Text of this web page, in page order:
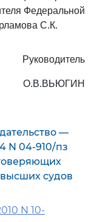
Федеральной
С.К.
Руководитель
О.В.ВЬЮГИН
—
N 04-910/пз
судов
N 10-